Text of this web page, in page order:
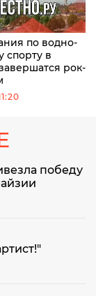
по водно-
спорту в
рок-
победу